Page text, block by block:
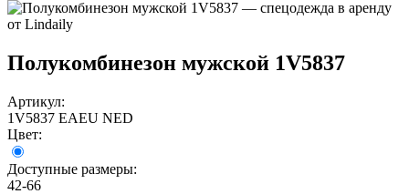
Полукомбинезон мужской 1V5837
Артикул:
1V5837 EAEU NED
Цвет:
Доступные размеры:
42-66